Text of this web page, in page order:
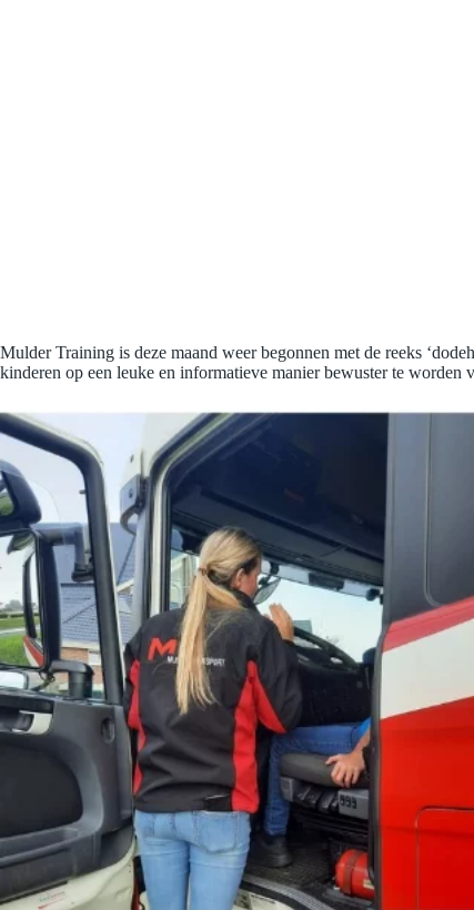
Mulder Training is deze maand weer begonnen met de reeks
kinderen op een leuke en informatieve manier bewuster te worden